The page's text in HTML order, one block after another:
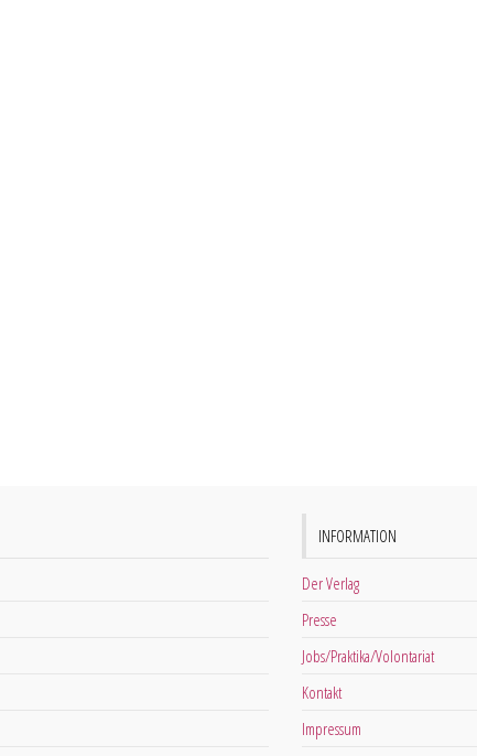
INFORMATION
Der Verlag
Presse
Jobs/Praktika/Volontariat
Kontakt
Impressum